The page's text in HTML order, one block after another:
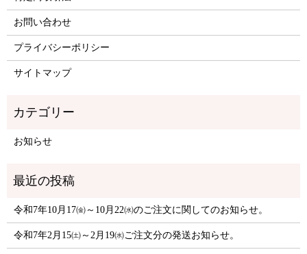
お問い合わせ
プライバシーポリシー
サイトマップ
お知らせ
令和7年10月17㈮～10月22㈬のご注文に関してのお知らせ。
令和7年2月15㈯～2月19㈬ご注文分の発送お知らせ。